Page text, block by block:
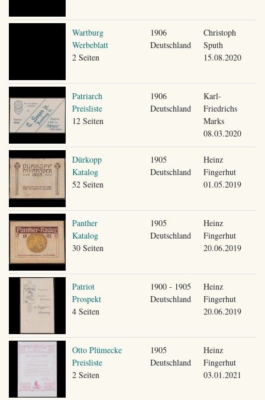
Wartburg
Werbeblatt
2 Seiten
1906
Deutschland
Christoph
Sputh
15.08.2020
Patriarch
Preisliste
12 Seiten
1906
Deutschland
Karl-
Friedrichs
Marks
08.03.2020
Dürkopp
Katalog
52 Seiten
1905
Deutschland
Heinz
Fingerhut
01.05.2019
Panther
Katalog
30 Seiten
1905
Deutschland
Heinz
Fingerhut
20.06.2019
Patriot
Prospekt
4 Seiten
1900 - 1905
Deutschland
Heinz
Fingerhut
20.06.2019
Otto Plümecke
Preisliste
2 Seiten
1905
Deutschland
Heinz
Fingerhut
03.01.2021